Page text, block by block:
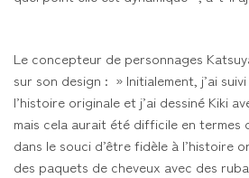
Le concepteur de personnages
sur son design : » Initialement, j’ai
l’histoire originale et j’ai dessiné Kiki
mais cela aurait été difficile en termes
dans le souci d’être fidèle à l’histoire
des paquets de cheveux avec des